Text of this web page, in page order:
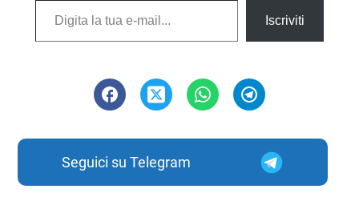
Iscriviti
Seguici su Telegram